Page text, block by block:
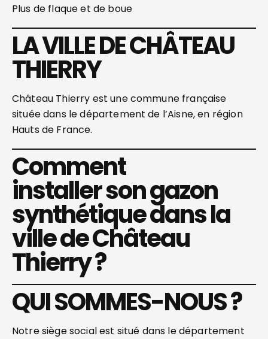
Plus de flaque et de boue
LA VILLE DE CHÂTEAU
THIERRY
Château Thierry est une commune française
située dans le département de l’Aisne, en région
Hauts de France.
Comment
installer son gazon
synthétique dans la
ville de Château
Thierry ?
QUI SOMMES-NOUS ?
Notre siège social est situé dans le département